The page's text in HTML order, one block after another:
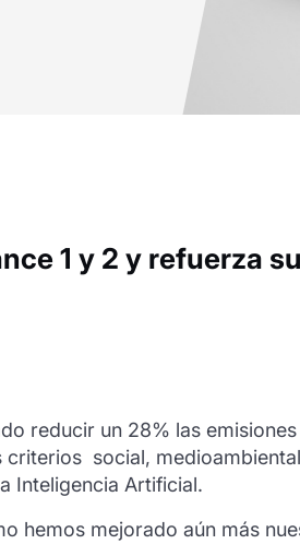
1 y 2 y refuerza
reducir un 28% las
social,
Inteligencia Artificial.
hemos mejorado aún más